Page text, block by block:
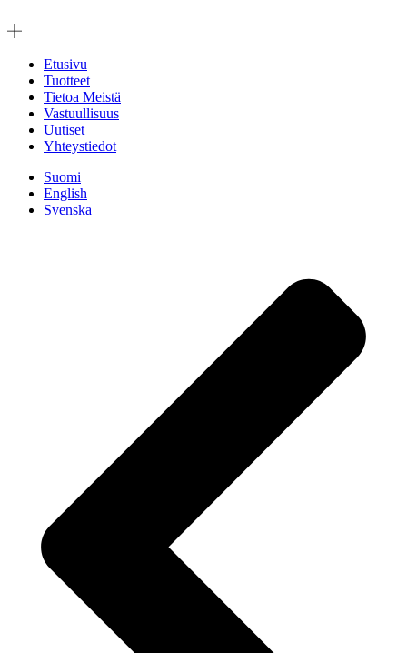
sisältöön
Etusivu
Tuotteet
Tietoa Meistä
Vastuullisuus
Uutiset
Yhteystiedot
Suomi
English
Svenska